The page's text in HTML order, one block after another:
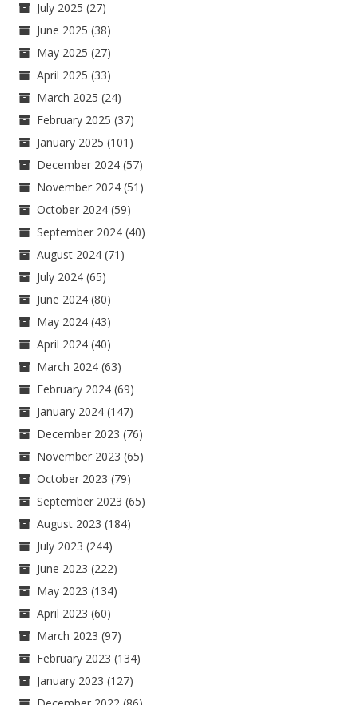
July 2025 (27)
June 2025 (38)
May 2025 (27)
April 2025 (33)
March 2025 (24)
February 2025 (37)
January 2025 (101)
December 2024 (57)
November 2024 (51)
October 2024 (59)
September 2024 (40)
August 2024 (71)
July 2024 (65)
June 2024 (80)
May 2024 (43)
April 2024 (40)
March 2024 (63)
February 2024 (69)
January 2024 (147)
December 2023 (76)
November 2023 (65)
October 2023 (79)
September 2023 (65)
August 2023 (184)
July 2023 (244)
June 2023 (222)
May 2023 (134)
April 2023 (60)
March 2023 (97)
February 2023 (134)
January 2023 (127)